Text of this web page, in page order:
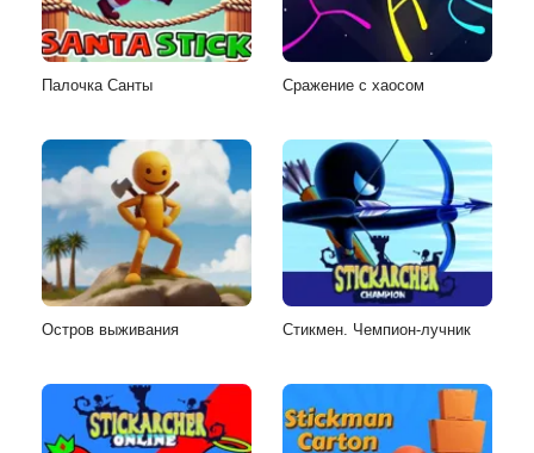
Палочка Санты Сражение с хаосом
Остров выживания Стикмен. Чемпион-лучник